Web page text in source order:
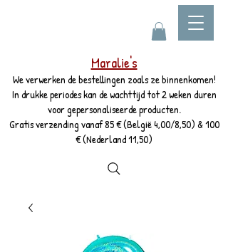
Maralie's
We verwerken de bestellingen zoals ze binnenkomen!
In drukke periodes kan de wachttijd tot 2 weken duren
voor gepersonaliseerde producten.
Gratis verzending vanaf 85 € (België 4,00/8,50) & 100
€ (Nederland 11,50)